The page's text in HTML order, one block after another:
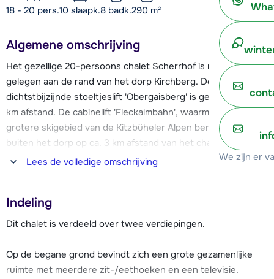
We zijn er
18 - 20 pers.10 slaapk.8 badk.290 m²
Algemene omschrijving
Het gezellige 20-persoons chalet Scherrhof is rustig
gelegen aan de rand van het dorp Kirchberg. De
dichtstbijzijnde stoeltjeslift 'Obergaisberg' is gelegen op 1,2
km afstand. De cabinelift 'Fleckalmbahn', waarmee je het
grotere skigebied van de Kitzbüheler Alpen bereikt, ligt net
buiten het dorp op ca. 3 km afstand van het chalet. Deze lift
is makkelijk te bereiken met de skibus die op 50 meter
Dit ruime chalet beschikt o.a. over een privé-sauna.
ca. 900 meter afstand van chalet Scherrhof. Er zijn hier veel
leuke après-ski mogelijkheden te vinden, vooral de 'London
Lees de volledige omschrijving
Indeling
Dit chalet is verdeeld over twee verdiepingen.
Op de begane grond bevindt zich een grote gezamenlijke
ruimte met meerdere zit-/eethoeken en een televisie.